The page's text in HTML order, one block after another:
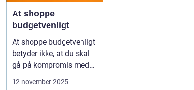
At shoppe
budgetvenligt
At shoppe budgetvenligt
betyder ikke, at du skal
gå på kompromis med
kvalitet eller stil. Det
12 november 2025